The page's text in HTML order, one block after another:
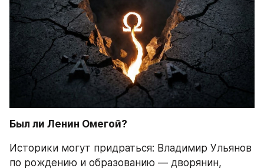
Был ли Ленин Омегой?
Историки могут придраться: Владимир Ульянов
по рождению и образованию — дворянин,